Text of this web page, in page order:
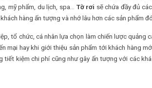
mỹ phẩm, du lịch, spa… Tờ rơi sẽ chứa đầy đủ
hàng ấn tượng và nhớ lâu hơn các sản phẩm
tổ chức, cá nhân lựa chọn làm chiến lược quảng
mại hay khi giới thiệu sản phẩm tới khách hàng
kiệm chi phí cũng như gây ấn tượng với các